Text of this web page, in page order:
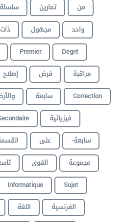
سلسلة تمارين
من
ذات مجهول
واحد
Premier
Degré
إصلاح فرض
مراقبة
سابعة
Correction
فيزيائية
على
-سابعة
القوى
مجموعة
Informatique
Sujet
اللغة
الفرنسية